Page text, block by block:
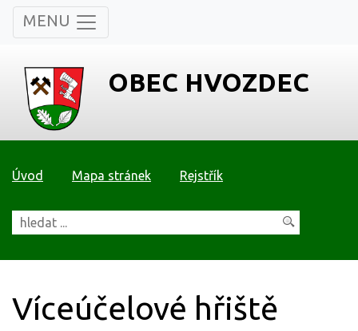
MENU
OBEC HVOZDEC
Úvod Mapa stránek Rejstřík
Víceúčelové hřiště